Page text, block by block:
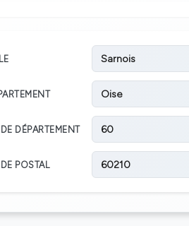
Sarnois
Oise
DÉPARTEMENT 60
POSTAL 60210